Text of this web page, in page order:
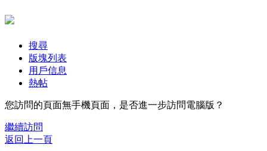
搜尋
版塊列表
用戶信息
熱帖
您訪問的頁面無手機頁面，是否進一步訪問電腦版？
繼續訪問
返回上一頁